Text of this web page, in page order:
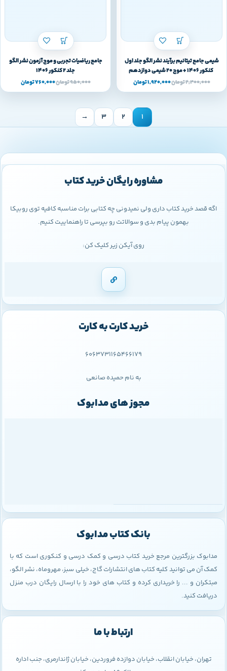
شیمی جامع تیتانیم برآیند نشر الگو جلد اول
کنکور 1406 + موج 20 شیمی دوازدهم
2,400,000تومان1,920,000تومان
جامع ریاضیات تجربی و موج آزمون نشر الگو
جلد 2 کنکور 1406
950,000تومان760,000تومان
1
2
3
→
مشاوره رایگان خرید کتاب
اگه قصد خرید کتاب داری ولی نمیدونی چه کتابی برات مناسبه کافیه توی روبیکا
بهمون پیام بدی و سوالاتت رو بپرسی تا راهنماییت کنیم.
روی آیکن زیر کلیک کن:
خرید کارت به کارت
6063731165466179
به نام حمیده صانعی
مجوز های مدابوک
بانک کتاب مدابوک
مدابوک بزرگترین مرجع خرید کتاب درسی و کمک درسی و کنکوری است که با
کمک آن می توانید کلیه کتاب های انتشارات گاج، خیلی سبز، مهروماه، نشر الگو،
مبتکران و ... را خریداری کرده و کتاب های خود را با ارسال رایگان درب منزل
دریافت کنید.
ارتباط با ما
تهران، خیابان انقلاب، خیابان دوازده فروردین، خیابان ژاندارمری، جنب اداره